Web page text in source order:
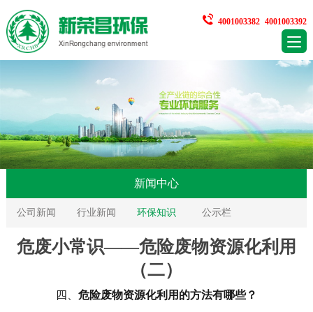
4001003382 4001003392
新闻中心
公司新闻 行业新闻 环保知识 公示栏
危废小常识——危险废物资源化利用
（二）
四、 危险废物资源化利用的方法有哪些？